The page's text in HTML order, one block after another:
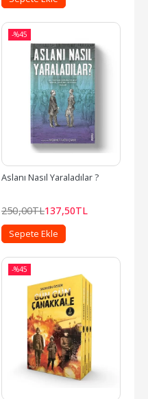
-%45
Aslanı Nasıl Yaraladılar ?
250,00TL137,50TL
Sepete Ekle
-%45